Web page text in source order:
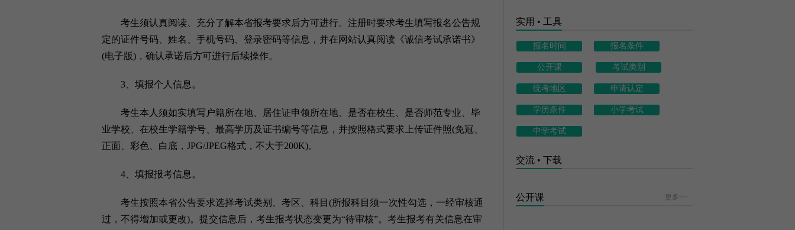
考生须认真阅读、充分了解本省报考要求后方可进行。注册时要求考生填写报名公告规
定的证件号码、姓名、手机号码、登录密码等信息，并在网站认真阅读《诚信考试承诺书》
(电子版)，确认承诺后方可进行后续操作。
3、填报个人信息。
考生本人须如实填写户籍所在地、居住证申领所在地、是否在校生、是否师范专业、毕
业学校、在校生学籍学号、最高学历及证书编号等信息，并按照格式要求上传证件照(免冠、
正面、彩色、白底，JPG/JPEG格式，不大于200K)。
4、填报报考信息。
考生按照本省公告要求选择考试类别、考区、科目(所报科目须一次性勾选，一经审核通
过，不得增加或更改)。提交信息后，考生报考状态变更为“待审核”。考生报考有关信息在审
实用 • 工具
报名时间 报名条件
公开课 考试类别
统考地区 申请认定
学历条件 小学考试
中学考试
交流 • 下载
公开课 更多>>